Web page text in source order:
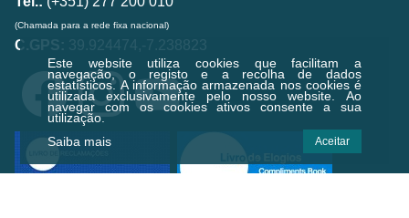
Este website utiliza cookies que facilitam a
navegação, o registo e a recolha de dados
estatísticos.A informação armazenada nos cookies é
utilizada exclusivamente pelo nosso website. Ao
navegar com os cookies ativos consente a sua
utilização.
Saiba mais
Aceitar
(Chamada para a rede fixa nacional)
C.GPS: 39.924474,-7.238823